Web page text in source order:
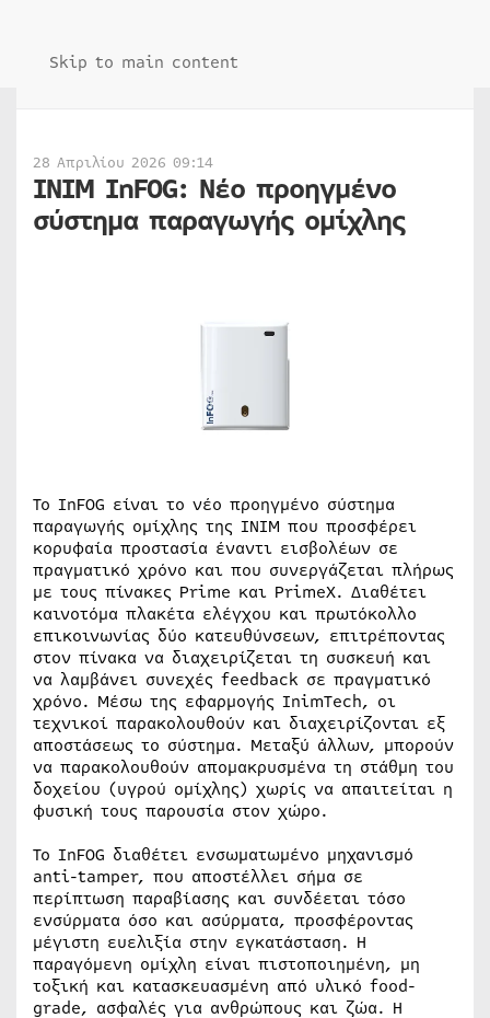
Skip to main content
28 Απριλίου 2026 09:14
INIM InFOG: Νέο προηγμένο
σύστημα παραγωγής ομίχλης
Το InFOG είναι το νέο προηγμένο σύστημα
παραγωγής ομίχλης της INIM που προσφέρει
κορυφαία προστασία έναντι εισβολέων σε
πραγματικό χρόνο και που συνεργάζεται πλήρως
με τους πίνακες Prime και PrimeX. Διαθέτει
καινοτόμα πλακέτα ελέγχου και πρωτόκολλο
επικοινωνίας δύο κατευθύνσεων, επιτρέποντας
στον πίνακα να διαχειρίζεται τη συσκευή και
να λαμβάνει συνεχές feedback σε πραγματικό
χρόνο. Μέσω της εφαρμογής InimTech, οι
τεχνικοί παρακολουθούν και διαχειρίζονται εξ
αποστάσεως το σύστημα. Μεταξύ άλλων, μπορούν
να παρακολουθούν απομακρυσμένα τη στάθμη του
δοχείου (υγρού ομίχλης) χωρίς να απαιτείται η
φυσική τους παρουσία στον χώρο.
Το InFOG διαθέτει ενσωματωμένο μηχανισμό
anti-tamper, που αποστέλλει σήμα σε
περίπτωση παραβίασης και συνδέεται τόσο
ενσύρματα όσο και ασύρματα, προσφέροντας
μέγιστη ευελιξία στην εγκατάσταση. Η
παραγόμενη ομίχλη είναι πιστοποιημένη, μη
τοξική και κατασκευασμένη από υλικό food-
grade, ασφαλές για ανθρώπους και ζώα. Η